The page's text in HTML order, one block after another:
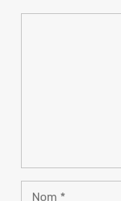
Nom